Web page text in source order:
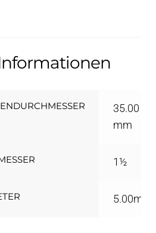
35.00
mm
1½
5.00mm